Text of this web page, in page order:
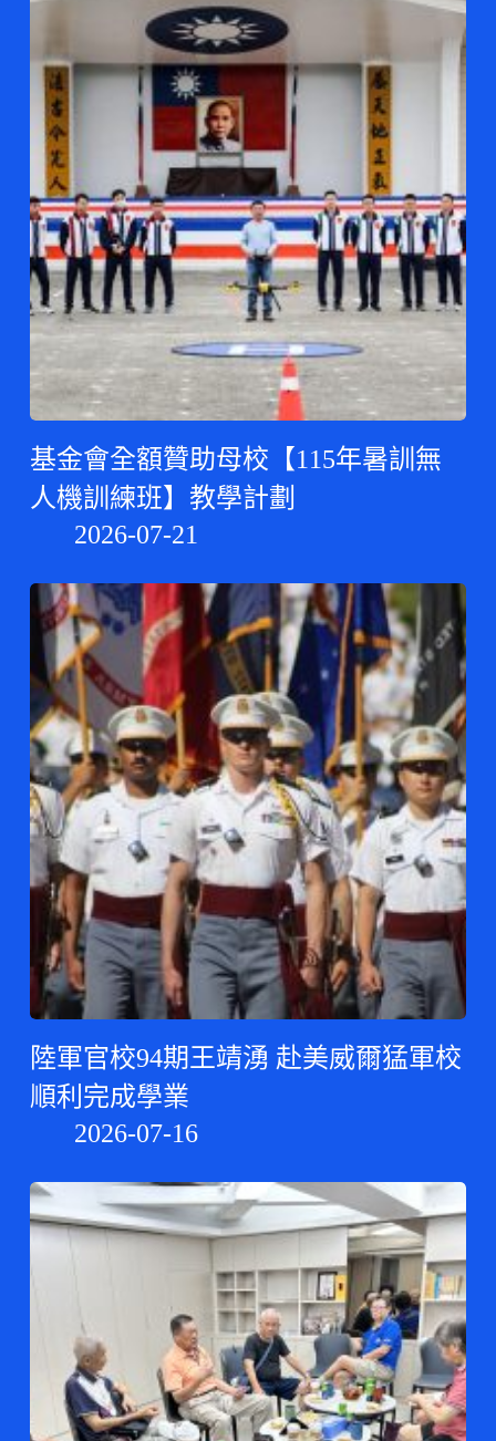
基金會全額贊助母校【115年暑訓無
人機訓練班】教學計劃
2026-07-21
陸軍官校94期王靖湧 赴美威爾猛軍校
順利完成學業
2026-07-16